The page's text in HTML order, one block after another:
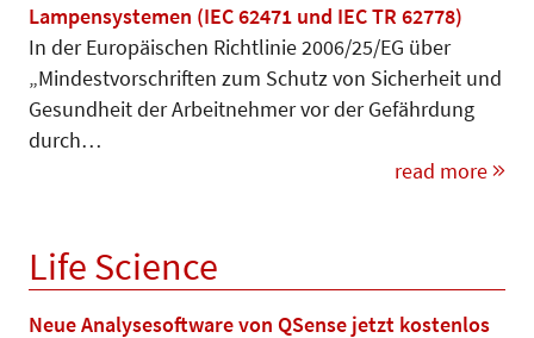
Lampensystemen (IEC 62471 und IEC TR 62778)
In der Europäischen Richtlinie 2006/25/EG über
„Mindestvorschriften zum Schutz von Sicherheit und
Gesundheit der Arbeitnehmer vor der Gefährdung
durch…
read more
Life Science
Neue Analysesoftware von QSense jetzt kostenlos